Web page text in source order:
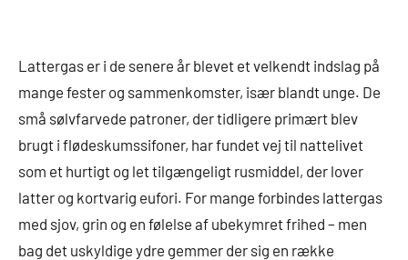
Lattergas er i de senere år blevet et velkendt indslag på
mange fester og sammenkomster, især blandt unge. De
små sølvfarvede patroner, der tidligere primært blev
brugt i flødeskumssifoner, har fundet vej til nattelivet
som et hurtigt og let tilgængeligt rusmiddel, der lover
latter og kortvarig eufori. For mange forbindes lattergas
med sjov, grin og en følelse af ubekymret frihed – men
bag det uskyldige ydre gemmer der sig en række